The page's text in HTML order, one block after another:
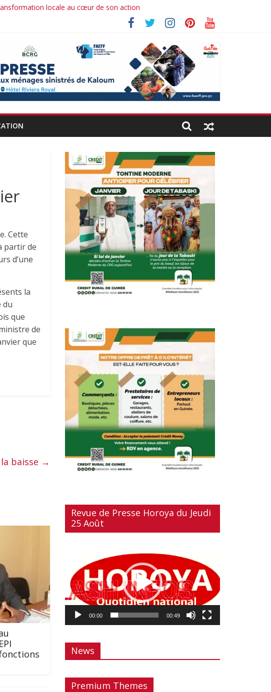
locale au cœur de son action
Cette
partir de
d’une
la
du
que
de
que
baisse →
Revue de Presse Horoya du Jeudi
25 Août
00:00 00:49
News
Premium Themes